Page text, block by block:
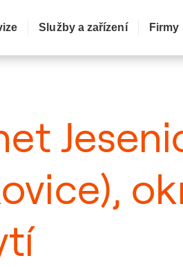
Služby a zařízení Firmy